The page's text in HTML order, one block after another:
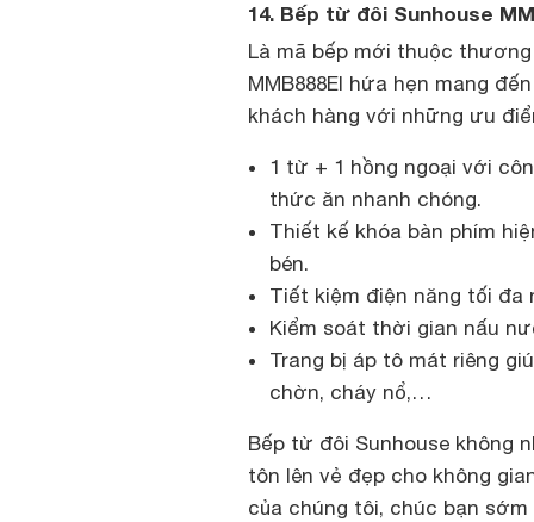
14. Bếp từ đôi Sunhouse
Là mã bếp mới thuộc
MMB888EI hứa hẹn mang
khách hàng với những ưu
1 từ + 1 hồng ngoại với
thức ăn nhanh chóng.
Thiết kế khóa bàn phím
bén.
Tiết kiệm điện năng tối đa
Kiểm soát thời gian nấu
Trang bị áp tô mát riêng
chờn, cháy nổ,…
Bếp từ đôi Sunhouse không
tôn lên vẻ đẹp cho không
của chúng tôi, chúc bạn